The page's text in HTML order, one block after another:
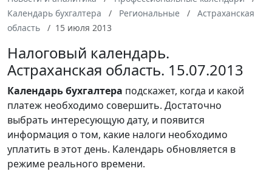
Календарь бухгалтера
Региональные
Астраханская
область
15 июля 2013
Налоговый календарь.
Астраханская область. 15.07.2013
Календарьбухгалтера подскажет, когда и какой
платеж необходимо совершить. Достаточно
выбрать интересующую дату, и появится
информация о том, какие налоги необходимо
уплатить в этот день. Календарь обновляется в
режиме реального времени.